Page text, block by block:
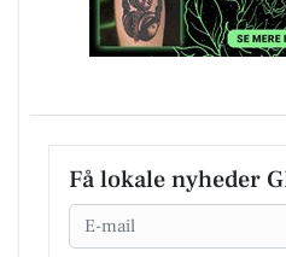
Få lokale nyheder
Email